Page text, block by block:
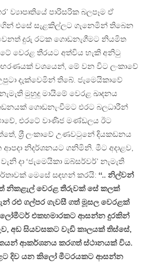
ව්‍යාපෘතියේ පාරිසරික බලපෑම ඒ
එසේ සැළකිල්ලට ගැනෙමින් තිබෙන
දුරු රටක ගොඩනැගීමට නියමිත
වෙරළ තීරයට අත්විය හැකි අනිටු
වශයෙන්, මේ වන විට ලංකාවේ
දැක්වෙමින් තිබේ. ජැමෙයිකාවේ
මුහුදු මායිමේ වෙරළ ඛාදනය
ගොඩනැංවීමට එරට බලධාරීන්
එරටේ වාණිජ මණ්ඩලය ඊට
ශ‍්‍රී ලංකාවේ උණවටුනේ දියකඩනය
නිදර්ශනයට ගනිමිනි. මීට අදාළව,
දා ‘ජැමෙයිකා ඔබ්සර්වර්’ නැමැති
මෙසේ සඳහන් කරයි: ‘‘.. නිල්වන්
නිකළැල් වෙරළ තීරුවක් සේ කලක්
රළු ගල්පර ගැවසී ගත් මූසල වෙරළක්
එකහමාරකට ආසන්න දුරකින්
අඩ සියවසකට වැඩි කාලයක් තිස්සේ,
ආකර්ශනය කරගත් ස්ථානයක් විය.
දිව යන කිලෝ මීටරයකට ආසන්න